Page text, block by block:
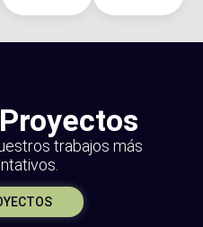
trabajos más